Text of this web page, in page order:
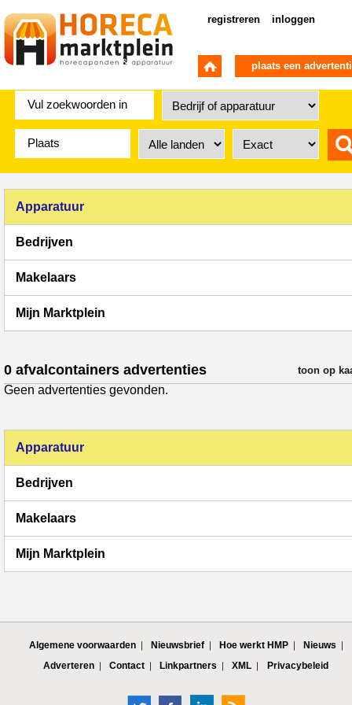
registreren inloggen
plaats een
Apparatuur
Bedrijven
Makelaars
Mijn Marktplein
0 afvalcontainers advertenties verfijn
toon op
Geen advertenties gevonden.
Apparatuur
Bedrijven
Makelaars
Mijn Marktplein
Algemene voorwaarden Nieuwsbrief Hoe werkt HMP
Nieuws
Adverteren
Contact Linkpartners XML Privacybeleid